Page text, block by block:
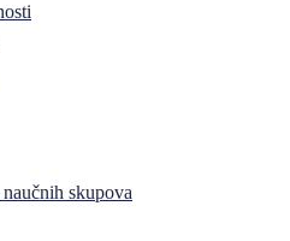
skupova